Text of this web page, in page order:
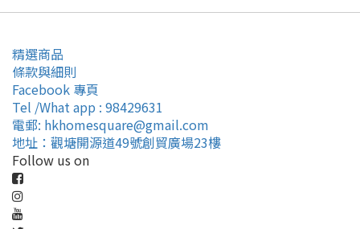
精選商品
條款與細則
Facebook 專頁
Tel /What app : 98429631
電郵: hkhomesquare@gmail.com
地址：觀塘開源道49號創貿廣場23樓
Follow us on